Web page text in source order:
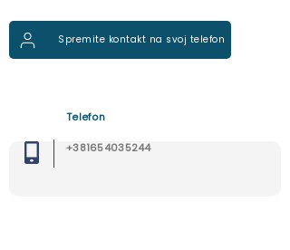
Spremite kontakt na svoj telefon
Telefon
+381654035244